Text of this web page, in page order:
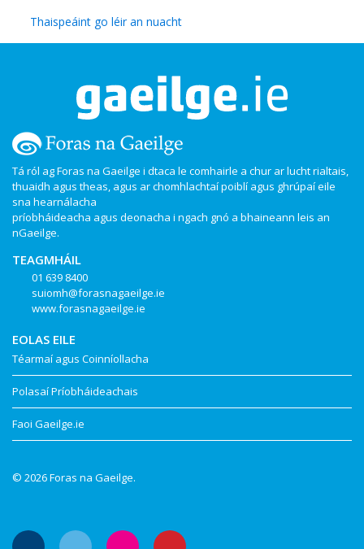
Thaispeáint go léir an nuacht
Tá ról ag Foras na Gaeilge i dtaca le comhairle a chur ar lucht rialtais,
thuaidh agus theas, agus ar chomhlachtaí poiblí agus ghrúpaí eile
sna hearnálacha
príobháideacha agus deonacha i ngach gnó a bhaineann leis an
nGaeilge.
TEAGMHÁIL
01 639 8400
suiomh@forasnagaeilge.ie
www.forasnagaeilge.ie
EOLAS EILE
Téarmaí agus Coinníollacha
Polasaí Príobháideachais
Faoi Gaeilge.ie
© 2026 Foras na Gaeilge.